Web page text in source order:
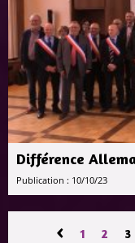
Différence
Publication : 10/10/23
‹ 1 2 3